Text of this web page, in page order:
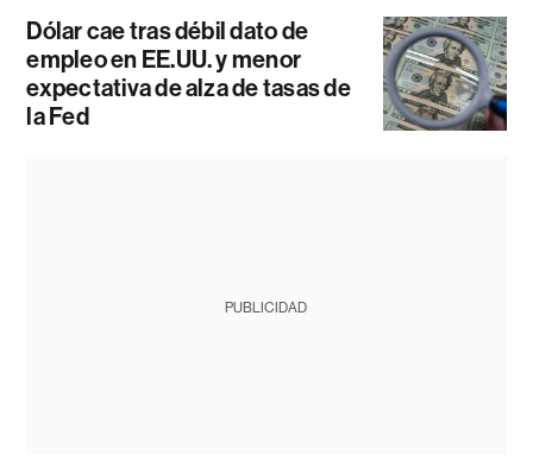
Dólar cae tras débil dato de
empleo en EE.UU. y menor
expectativa de alza de tasas de
la Fed
PUBLICIDAD